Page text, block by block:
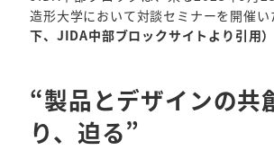
造形大学において対談セミナーを開催い
下、JIDA中部ブロックサイトより引用）
“製品とデザインの共
り、迫る”